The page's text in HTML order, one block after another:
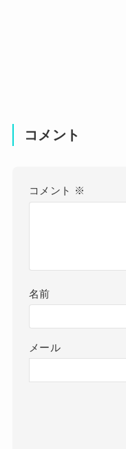
コメント
コメント ※
名前
メール